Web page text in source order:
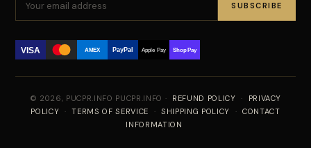
SUBSCRIBE
VISA AMEX PayPal Apple Pay Shop Pay
© 2026, PUCPR.INFO PUCPR.INFO · REFUND POLICY ·
PRIVACY
POLICY · TERMS OF SERVICE · SHIPPING POLICY · CONTACT
INFORMATION